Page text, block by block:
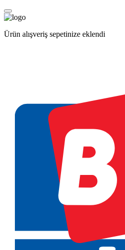
Ürün alışveriş sepetinize eklendi